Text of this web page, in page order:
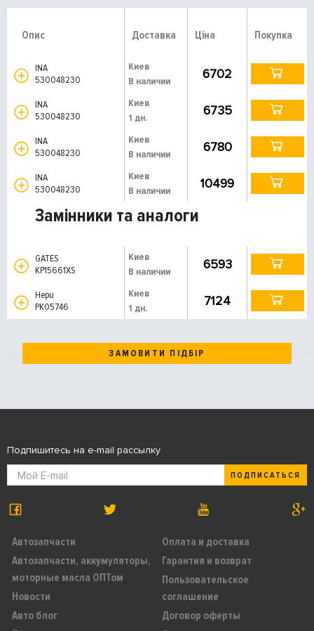
Опис Доставка Ціна Покупка
INA
530048230
Киев
В наличии
6702
INA
530048230
Киев
1 дн.
6735
INA
530048230
Киев
В наличии
6780
INA
530048230
Киев
В наличии
10499
Замінники та аналоги
GATES
KP15661XS
Киев
В наличии
6593
Hepu
PK05746
Киев
1 дн.
7124
ЗАМОВИТИ ПІДБІР
Автозапчасти
Автозапчасти, аккумуляторы,
моторные масла ОПТом
Новости
Авто блог
Оплата и доставка
Гарантия и возврат
Пользовательское
соглашение
Договор оферты
Подпишитесь на e-mail рассылку
ПОДПИСАТЬСЯ